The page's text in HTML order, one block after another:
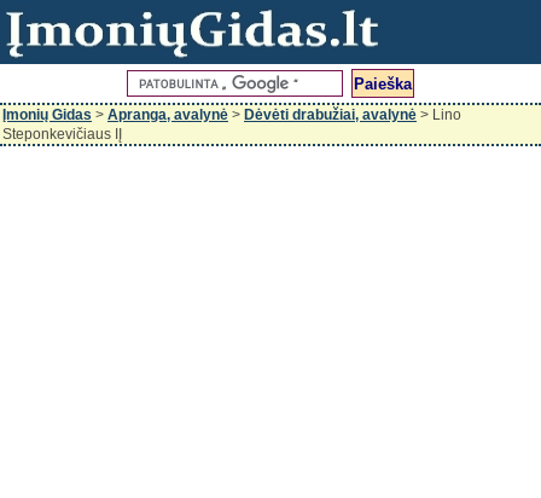
Įmonių Gidas > Apranga, avalynė > Dėvėti drabužiai, avalynė > Lino
Steponkevičiaus IĮ